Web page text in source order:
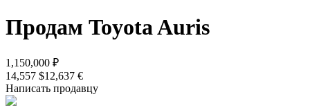
Продам Toyota Auris
1,150,000 ₽
14,557 $12,637 €
Написать продавцу